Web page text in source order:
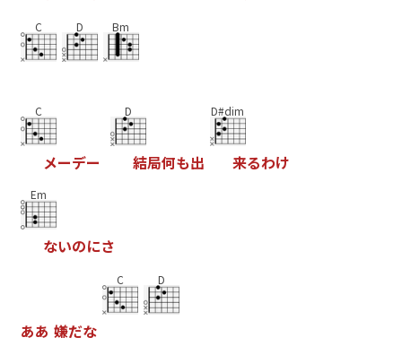
C D Bm
C
メーデー
D
結局何も出
D#dim
来るわけ
Em
ないのにさ
ああ 嫌だな
C D